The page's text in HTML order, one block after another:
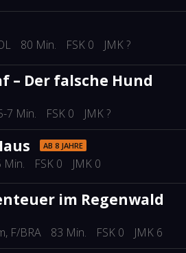
80 Min. FSK 0 JMK ?
– Der falsche Hund
7 Min. FSK 0 JMK ?
AB 8 JAHRE
Min. FSK 0 JMK 0
im Regenwald
, F/BRA 83 Min. FSK 0 JMK 6